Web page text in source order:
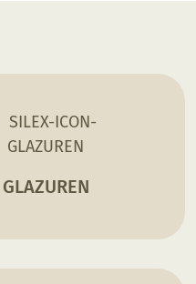
GLAZUREN